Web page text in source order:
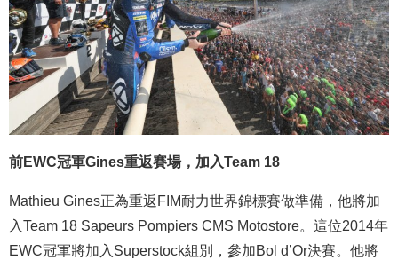
前EWC冠軍Gines重返賽場，加入Team 18
Mathieu Gines正為重返FIM耐力世界錦標賽做準備，他將加
入Team 18 Sapeurs Pompiers CMS Motostore。這位2014年
EWC冠軍將加入Superstock組別，參加Bol d’Or決賽。他將